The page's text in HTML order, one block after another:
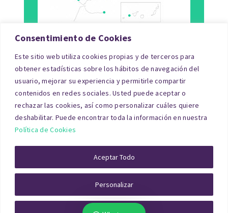
Consentimiento de Cookies
Este sitio web utiliza cookies propias y de terceros para
obtener estadísticas sobre los hábitos de navegación del
usuario, mejorar su experiencia y permitirle compartir
contenidos en redes sociales. Usted puede aceptar o
rechazar las cookies, así como personalizar cuáles quiere
deshabilitar. Puede encontrar toda la información en nuestra
Política de Cookies
Personalizar
Aceptar Todo
Tipo de Inmueble
Finalidad
Blog
PREGUNTAS FRECUENTES